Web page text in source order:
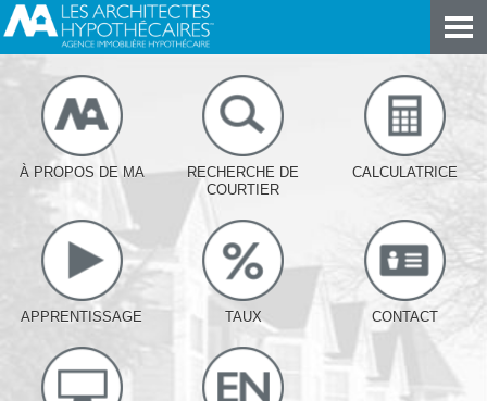
À PROPOS DE MA
RECHERCHE DE
COURTIER
CALCULATRICE
APPRENTISSAGE TAUX CONTACT